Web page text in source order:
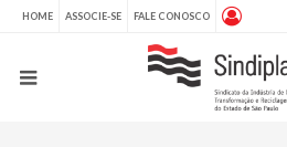
HOME ASSOCIE-SE FALE CONOSCO